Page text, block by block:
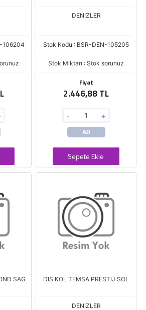
106204
DENIZLER
Stok Kodu : BSR-DEN-105205
Stok Miktarı : Stok sorunuz
Fiyat
2.446,88 TL
- +
AD
Sepete Ekle
SAG DIS KOL TEMSA PRESTIJ SOL
DENIZLER